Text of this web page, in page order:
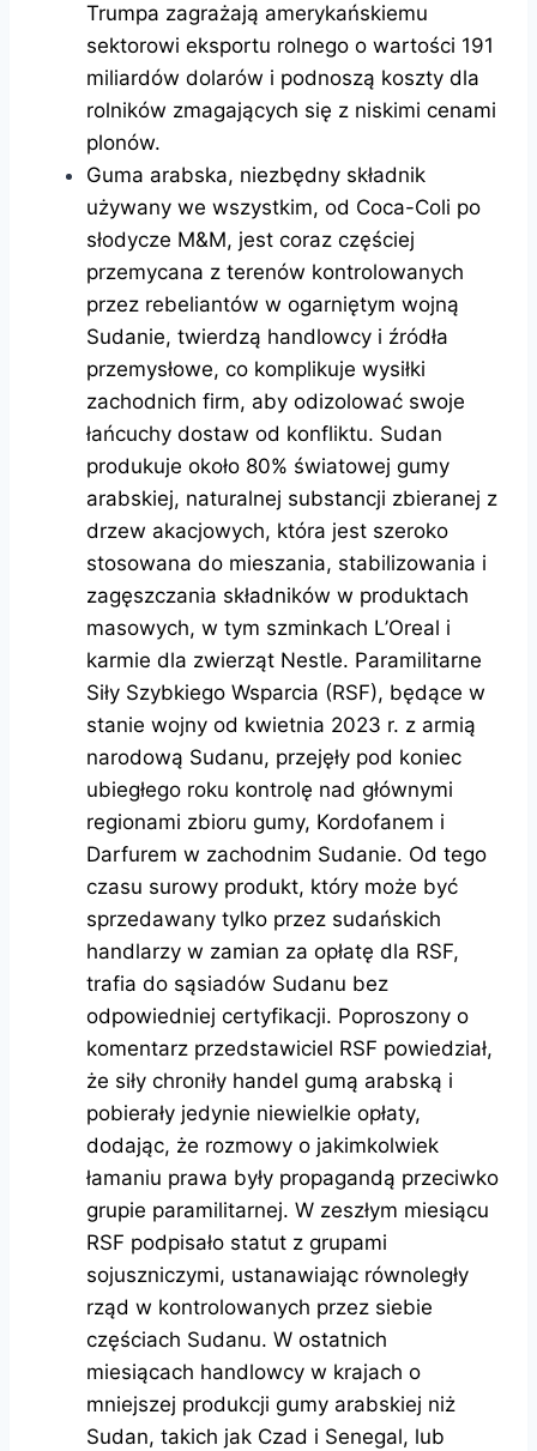
Trumpa zagrażają amerykańskiemu
sektorowi eksportu rolnego o wartości 191
miliardów dolarów i podnoszą koszty dla
rolników zmagających się z niskimi cenami
plonów.
Guma arabska, niezbędny składnik
używany we wszystkim, od Coca-Coli po
słodycze M&M, jest coraz częściej
przemycana z terenów kontrolowanych
przez rebeliantów w ogarniętym wojną
Sudanie, twierdzą handlowcy i źródła
przemysłowe, co komplikuje wysiłki
zachodnich firm, aby odizolować swoje
łańcuchy dostaw od konfliktu. Sudan
produkuje około 80% światowej gumy
arabskiej, naturalnej substancji zbieranej z
drzew akacjowych, która jest szeroko
stosowana do mieszania, stabilizowania i
zagęszczania składników w produktach
masowych, w tym szminkach L’Oreal i
karmie dla zwierząt Nestle. Paramilitarne
Siły Szybkiego Wsparcia (RSF), będące w
stanie wojny od kwietnia 2023 r. z armią
narodową Sudanu, przejęły pod koniec
ubiegłego roku kontrolę nad głównymi
regionami zbioru gumy, Kordofanem i
Darfurem w zachodnim Sudanie. Od tego
czasu surowy produkt, który może być
sprzedawany tylko przez sudańskich
handlarzy w zamian za opłatę dla RSF,
trafia do sąsiadów Sudanu bez
odpowiedniej certyfikacji. Poproszony o
komentarz przedstawiciel RSF powiedział,
że siły chroniły handel gumą arabską i
pobierały jedynie niewielkie opłaty,
dodając, że rozmowy o jakimkolwiek
łamaniu prawa były propagandą przeciwko
grupie paramilitarnej. W zeszłym miesiącu
RSF podpisało statut z grupami
sojuszniczymi, ustanawiając równoległy
rząd w kontrolowanych przez siebie
częściach Sudanu. W ostatnich
miesiącach handlowcy w krajach o
mniejszej produkcji gumy arabskiej niż
Sudan, takich jak Czad i Senegal, lub